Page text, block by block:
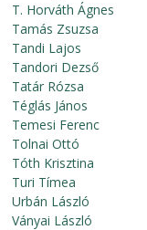
T. Horváth Ágnes
Tamás Zsuzsa
Tandi Lajos
Tandori Dezső
Tatár Rózsa
Téglás János
Temesi Ferenc
Tolnai Ottó
Tóth Krisztina
Turi Tímea
Urbán László
Ványai László